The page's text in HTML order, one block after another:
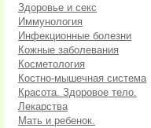
Здоровье и секс
Иммунология
Инфекционные болезни
Кожные заболевания
Косметология
Костно-мышечная система
Красота. Здоровое тело.
Лекарства
Мать и ребенок.